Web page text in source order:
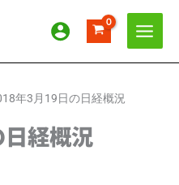
年3月19日の日経概況
経概況